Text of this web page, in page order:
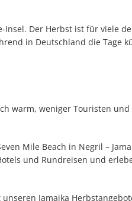
Insel. Der Herbst ist für viele
in Deutschland die Tage
warm, weniger Touristen und
Mile Beach in Negril –
und Rundreisen und
Jamaika